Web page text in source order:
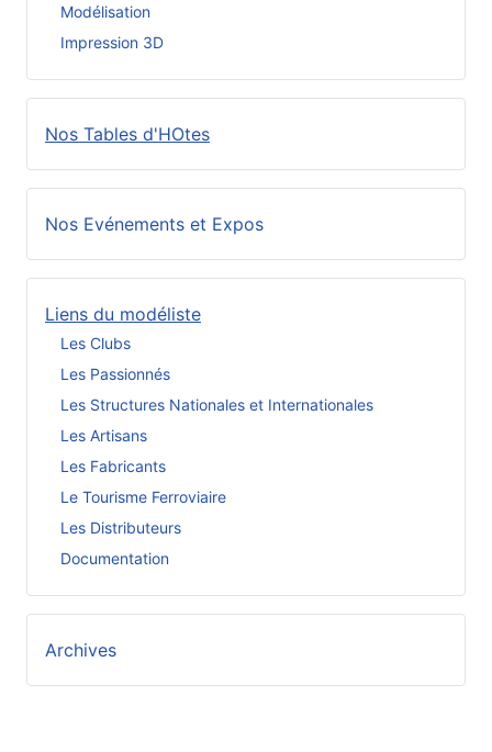
Modélisation
Impression 3D
Nos Tables d'HOtes
Nos Evénements et Expos
Liens du modéliste
Les Clubs
Les Passionnés
Les Structures Nationales et Internationales
Les Artisans
Les Fabricants
Le Tourisme Ferroviaire
Les Distributeurs
Documentation
Archives